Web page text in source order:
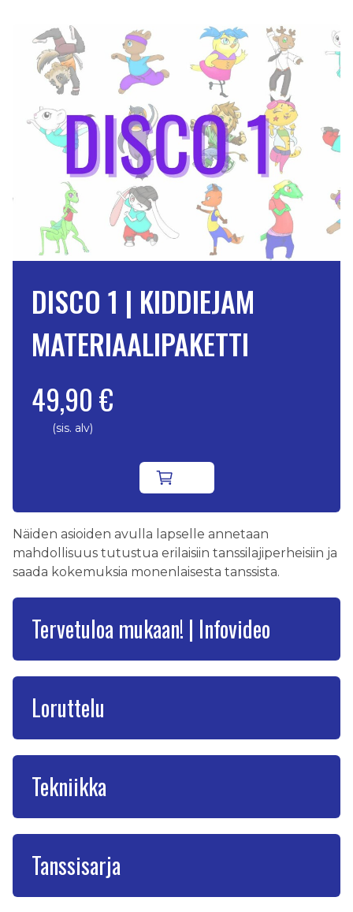
DISCO 1 | KIDDIEJAM
MATERIAALIPAKETTI
49,90 €
(sis. alv)
Näiden asioiden avulla lapselle annetaan
mahdollisuus tutustua erilaisiin tanssilajiperheisiin ja
saada kokemuksia monenlaisesta tanssista.
Tervetuloa mukaan! | Infovideo
Loruttelu
Tekniikka
Tanssisarja